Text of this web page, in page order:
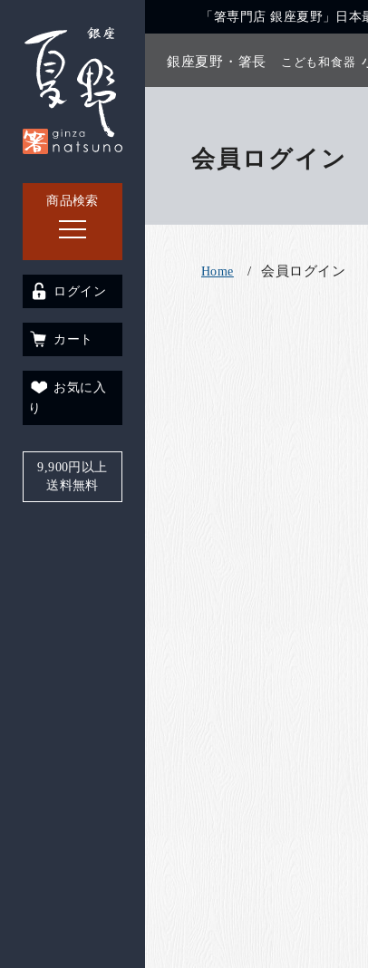
商品検索
「箸専門店 銀座夏野」日
銀座夏野・箸長 こども和食器
ログイン
カート
お気に入
り
9,900円以上
送料無料
会員ログイン
Home 会員ログイン